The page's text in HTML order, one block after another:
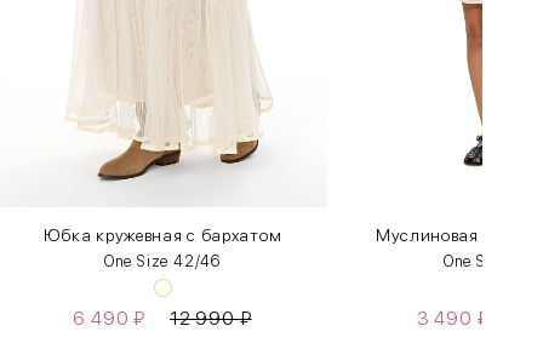
Юбка кружевная с бархатом
One Size 42/46
6 490₽ 12 990₽
Муслиновая юбка
One Size
3 490 ₽